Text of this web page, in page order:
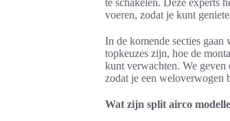
te schakelen. Deze experts
voeren, zodat je kunt
In de komende secties
topkeuzes zijn, hoe de
kunt verwachten. We geven
zodat je een weloverwogen
Wat zijn split airco